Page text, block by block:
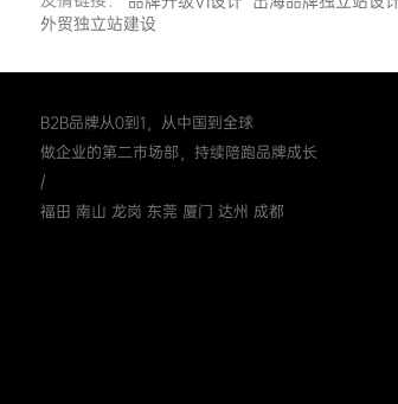
外贸独立站建设
B2B品牌从0到1，从中国到全球
做企业的第二市场部，持续陪跑品牌成长
/
福田 南山 龙岗 东莞 厦门 达州 成都